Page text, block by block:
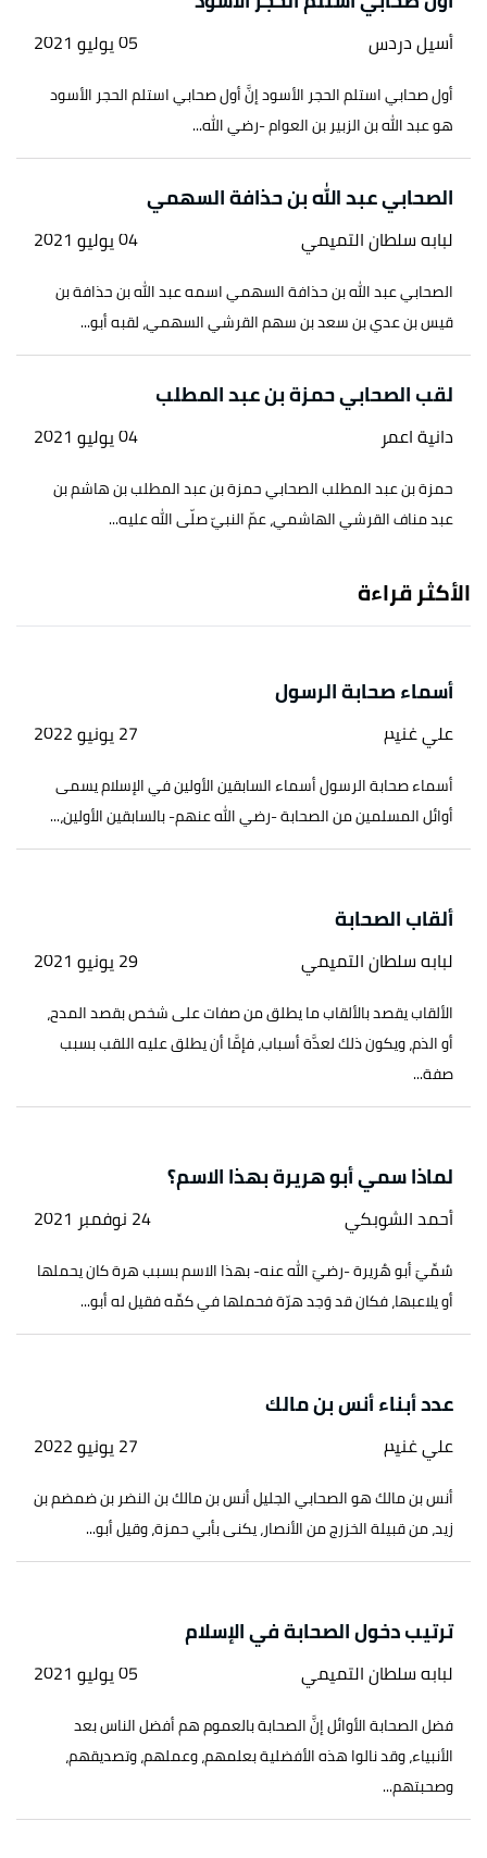
أسيل دردس 05 يوليو 2021
أول صحابي استلم الحجر الأسود إنَّ أول صحابي استلم الحجر الأسود
هو عبد الله بن الزبير بن العوام -رضي الله...
الصحابي عبد الله بن حذافة السهمي
لبابه سلطان التميمي 04 يوليو 2021
الصحابي عبد الله بن حذافة السهمي اسمه عبد الله بن حذافة بن
قيس بن عدي بن سعد بن سهم القرشي السهمي، لقبه أبو...
لقب الصحابي حمزة بن عبد المطلب
دانية اعمر 04 يوليو 2021
حمزة بن عبد المطلب الصحابي حمزة بن عبد المطلب بن هاشم بن
عبد مناف القرشي الهاشمي، عمّ النبيّ صلّى الله عليه...
الأكثر قراءة
أسماء صحابة الرسول
علي غنيم 27 يونيو 2022
أسماء صحابة الرسول أسماء السابقين الأولين في الإسلام يسمى
أوائل المسلمين من الصحابة -رضي الله عنهم- بالسابقين الأولين،...
ألقاب الصحابة
لبابه سلطان التميمي 29 يونيو 2021
الألقاب يقصد بالألقاب ما يطلق من صفات على شخص بقصد المدح،
أو الذم، ويكون ذلك لعدَّة أسباب، فإمَّا أن يطلق عليه اللقب بسبب
صفة...
لماذا سمي أبو هريرة بهذا الاسم؟
أحمد الشوبكي 24 نوفمبر 2021
سُمِّيَ أبو هُريرة -رضيَ الله عنه- بهذا الاسم بسبب هرة كان يحملها
أو يلاعبها، فكان قد وَجد هرّة فحملها في كمِّه فقيل له أبو...
عدد أبناء أنس بن مالك
علي غنيم 27 يونيو 2022
أنس بن مالك هو الصحابي الجليل أنس بن مالك بن النضر بن ضمضم بن
زيد، من قبيلة الخزرج من الأنصار، يكنى بأبي حمزة، وقيل أبو...
ترتيب دخول الصحابة في الإسلام
لبابه سلطان التميمي 05 يوليو 2021
فضل الصحابة الأوائل إنَّ الصحابة بالعموم هم أفضل الناس بعد
الأنبياء، وقد نالوا هذه الأفضلية بعلمهم، وعملهم، وتصديقهم،
وصحبتهم...